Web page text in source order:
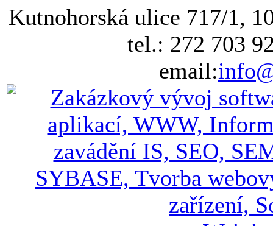
Kutnohorská ulice 717/1,
tel.: 272 703
email: